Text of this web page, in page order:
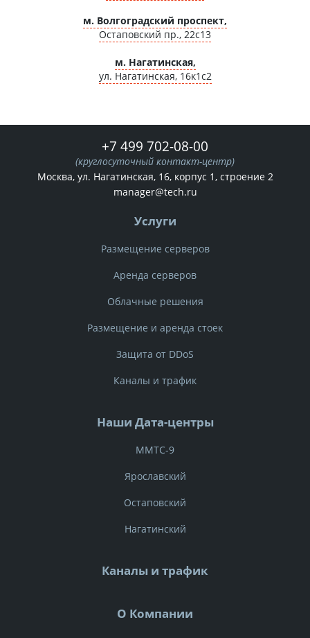
м. Волгоградский проспект,
Остаповский пр., 22с13
м. Нагатинская,
ул. Нагатинская, 16к1с2
+7 499 702-08-00
(круглосуточный контакт-центр)
Москва, ул. Нагатинская, 16, корпус 1, строение 2
manager@tech.ru
Услуги
Размещение серверов
Аренда серверов
Облачные решения
Размещение и аренда стоек
Защита от DDoS
Каналы и трафик
Наши Дата-центры
ММТС-9
Ярославский
Остаповский
Нагатинский
Каналы и трафик
О Компании